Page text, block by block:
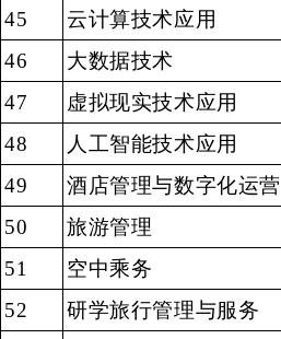
45 云计算技术应用
46
大数据技术
47
虚拟现实技术应用
48
人工智能技术应用
49
酒店管理与数字化运营
50
旅游管理
51
空中乘务
52
研学旅行管理与服务